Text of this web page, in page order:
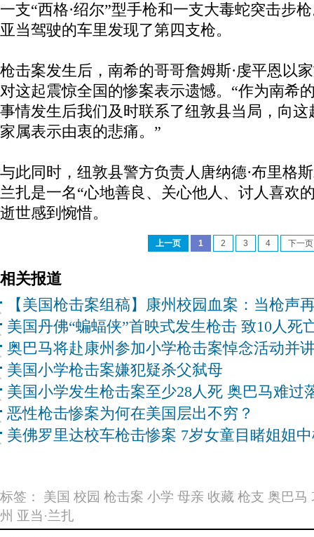
一支“西格·绍尔”型手枪和一支大毒蛇突击步
亚当驾驶的车里发现了第四支枪。
枪击案发生后，南希的哥哥詹姆斯·虔平恩以
对这起震惊全国的惨案表示遗憾。“作为南希
事情发生后我们及时联系了纽敦县当局，向
家属表示由衷的悲痛。”
与此同时，纽敦县警方负责人唐纳德·布里格
兰扎是一名“心地善良、关心他人、讨人喜欢
逝世感到惋惜。
上一页 1 2 3 4 下一页
相关报道
【美国枪击案组稿】康州校园血案：当枪声
美国丹佛“蝙蝠侠”首映式发生枪击 致10人死
奥巴马将赴康州参加小学枪击案悼念活动并
美国小学枪击案嫌犯疑杀父弑母
美国小学发生枪击案至少28人死 奥巴马难过
恶性枪击惨案为何在美国层出不穷？
美佛罗里达校车枪击惨案 7岁女童目睹姐姐
标签： 美国 校园 枪击案 小学 母亲 收藏 枪支 奥巴马
州 亚当·兰扎